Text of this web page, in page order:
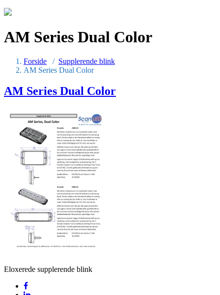
AM Series Dual Color
Forside / Supplerende blink
AM Series Dual Color
AM Series Dual Color
Eloxerede supplerende blink